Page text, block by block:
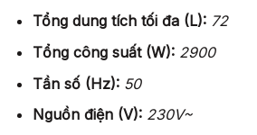
Tổng dung tích tối đa (L): 72
Tổng công suất (W): 2900
Tần số (Hz): 50
Nguồn điện (V): 230V~